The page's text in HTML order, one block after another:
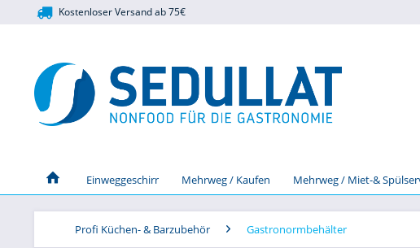
Kostenloser Versand ab 75€
Einweggeschirr Mehrweg / Kaufen Mehrweg / Miet-&
Profi Küchen- & Barzubehör Gastronormbehälter